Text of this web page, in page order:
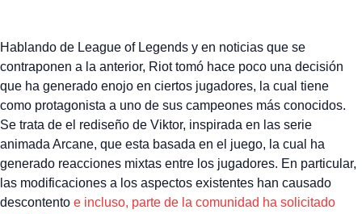
Hablando de League of Legends y en noticias que se
contraponen a la anterior, Riot tomó hace poco una decisión
que ha generado enojo en ciertos jugadores, la cual tiene
como protagonista a uno de sus campeones más conocidos.
Se trata de el rediseño de Viktor, inspirada en las serie
animada Arcane, que esta basada en el juego, la cual ha
generado reacciones mixtas entre los jugadores. En particular,
las modificaciones a los aspectos existentes han causado
descontento e incluso, parte de la comunidad ha solicitado